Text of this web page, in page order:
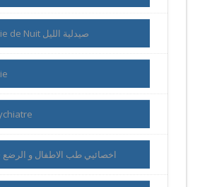
Pharmacie de Nuit صيدلية الليل
Pediatrie اخصائيي طب الاطفال و الرضع